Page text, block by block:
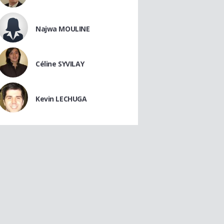
Najwa MOULINE
Céline SYVILAY
Kevin LECHUGA